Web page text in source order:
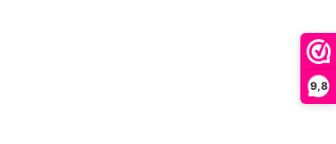
9,8